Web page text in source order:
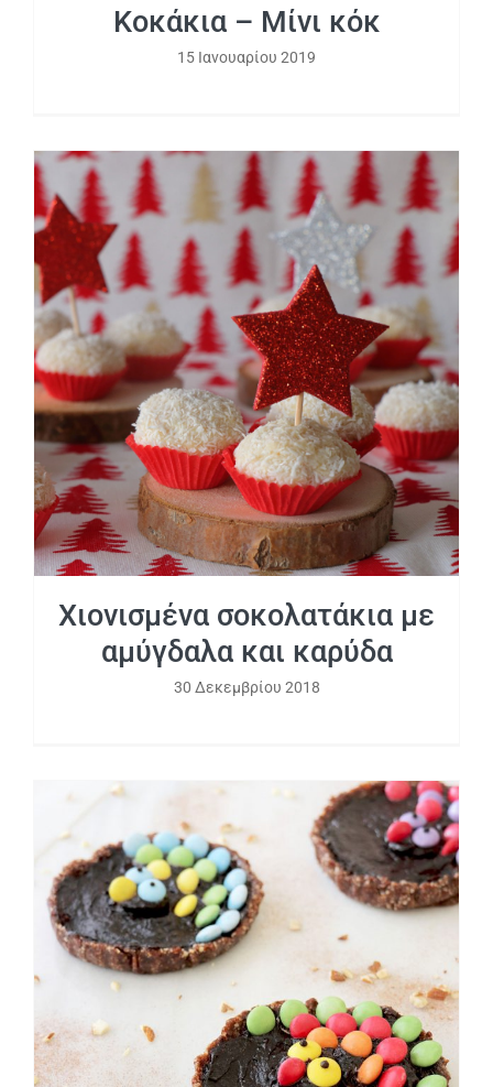
Κοκάκια – Μίνι κόκ
15 Ιανουαρίου 2019
Χιονισμένα σοκολατάκια με αμύγδαλα
και καρύδα
Χιονισμένα σοκολατάκια με
αμύγδαλα και καρύδα
30 Δεκεμβρίου 2018
Ταρτάκια σοκολάτας χωρίς ψήσιμο